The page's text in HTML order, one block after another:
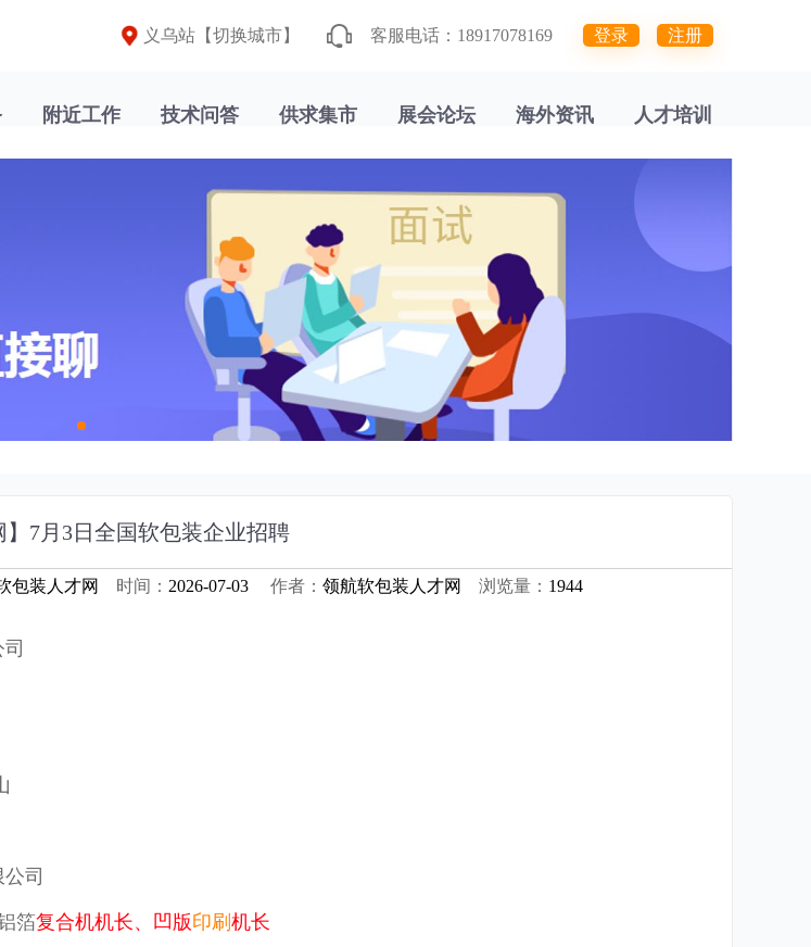
义乌站【切换城市】 客服电话：18917078169 登录 注册
附近工作 技术问答 供求集市 展会论坛 海外资讯 人才培训
】7月3日全国软包装企业招聘
包装人才网 时间： 2026-07-03 作者： 领航软包装人才网 浏览量： 1944
司
箔复合机机长、凹版印刷 机长